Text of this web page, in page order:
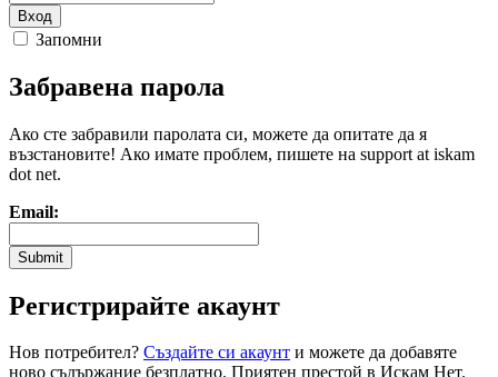
Запомни
Забравена парола
Ако сте забравили паролата си, можете да опитате да я
възстановите! Ако имате проблем, пишете на support at iskam
dot net.
Email:
Регистрирайте акаунт
Нов потребител? Създайте си акаунт и можете да добавяте
ново съдържание безплатно. Приятен престой в Искам Нет.